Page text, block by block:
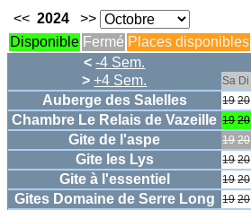
<< 2024
>>
Disponible Fermé Places disponibles
<-4 Sem.
>+4 Sem. Sa Di
Auberge des Salelles 1920
Chambre Le Relais de Vazeille 1920
Gite de l'aspe 1920
Gite les Lys 1920
Gite à l'essentiel 1920
Gites Domaine de Serre Long 1920